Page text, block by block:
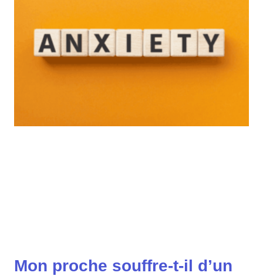
Mon proche souffre-t-il d’un